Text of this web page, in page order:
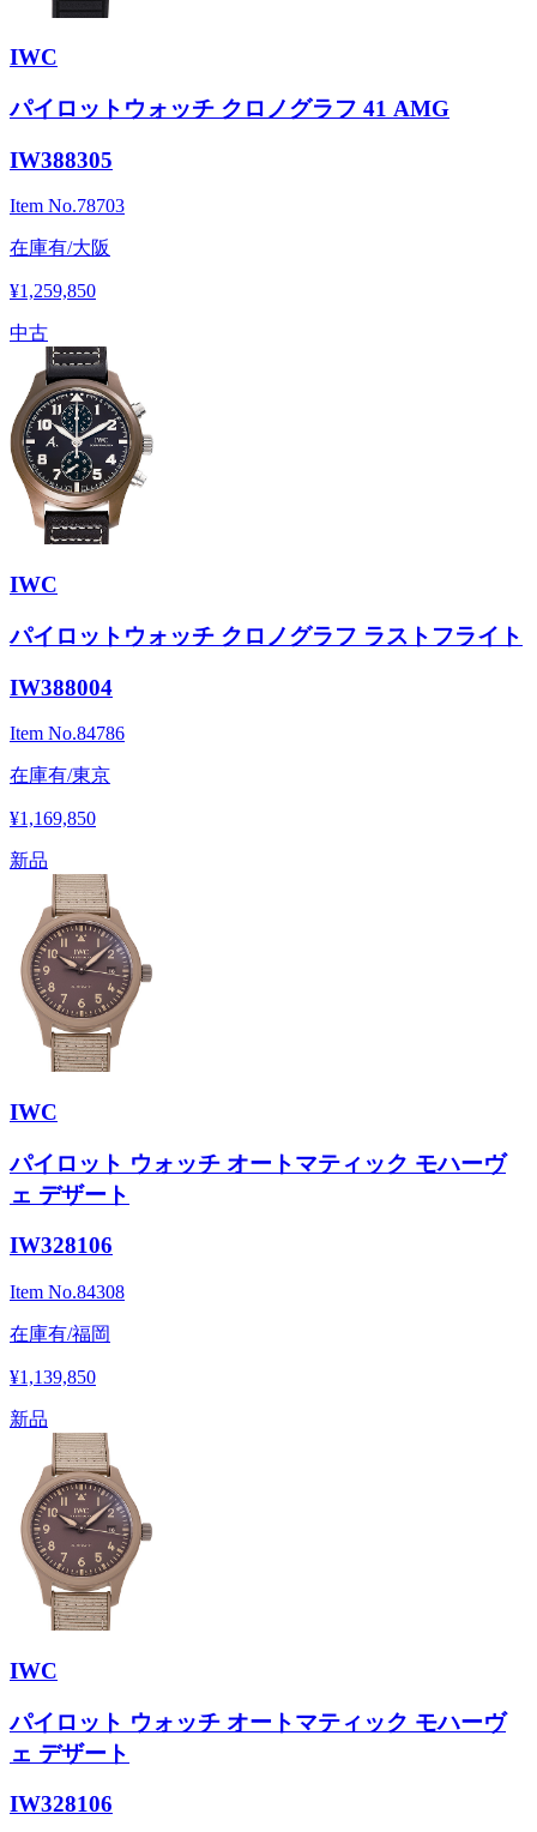
IWC
パイロットウォッチ クロノグラフ 41 AMG
IW388305
Item No.78703
在庫有/大阪
¥1,259,850
中古
IWC
パイロットウォッチ クロノグラフ ラストフライト
IW388004
Item No.84786
在庫有/東京
¥1,169,850
新品
IWC
パイロット ウォッチ オートマティック モハーヴ
ェ デザート
IW328106
Item No.84308
在庫有/福岡
¥1,139,850
新品
IWC
パイロット ウォッチ オートマティック モハーヴ
ェ デザート
IW328106